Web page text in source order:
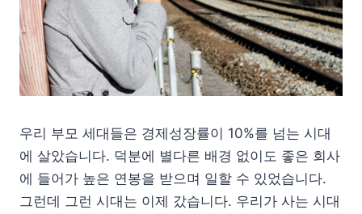
우리 부모 세대들은 경제성장률이 10%를 넘는 시대
에 살았습니다. 덕분에 별다른 배경 없이도 좋은 회사
에 들어가 높은 연봉을 받으며 일할 수 있었습니다.
그런데 그런 시대는 이제 갔습니다. 우리가 사는 시대